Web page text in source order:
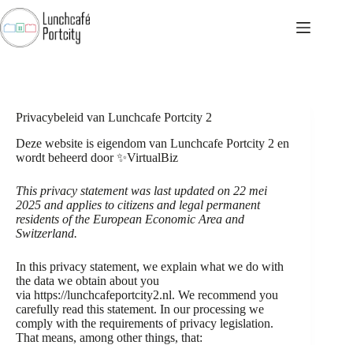
Ga
naar
de
inhoud
Privacybeleid van Lunchcafe Portcity 2
Deze website is eigendom van Lunchcafe Portcity 2 en
wordt beheerd door✨VirtualBiz
This privacy statement was last updated on 22 mei
2025 and applies to citizens and legal permanent
residents of the European Economic Area and
Switzerland.
In this privacy statement, we explain what we do with
the data we obtain about you
via https://lunchcafeportcity2.nl. We recommend you
carefully read this statement. In our processing we
comply with the requirements of privacy legislation.
That means, among other things, that: